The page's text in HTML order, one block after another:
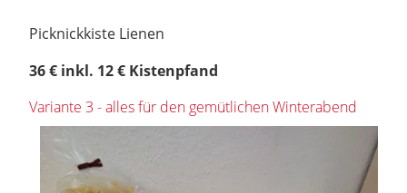
Picknickkiste Lienen
36 € inkl. 12 € Kistenpfand
Variante 3 - alles für den gemütlichen Winterabend